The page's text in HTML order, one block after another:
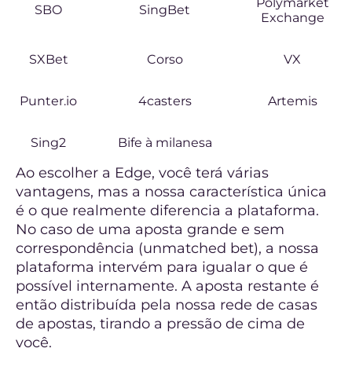
SBO SingBet
Polymarket
Exchange
SXBet Corso VX
Punter.io 4casters Artemis
Sing2 Bife à milanesa
Ao escolher a Edge, você terá várias
vantagens, mas a nossa característica única
é o que realmente diferencia a plataforma.
No caso de uma aposta grande e sem
correspondência (unmatched bet), a nossa
plataforma intervém para igualar o que é
possível internamente. A aposta restante é
então distribuída pela nossa rede de casas
de apostas, tirando a pressão de cima de
você.